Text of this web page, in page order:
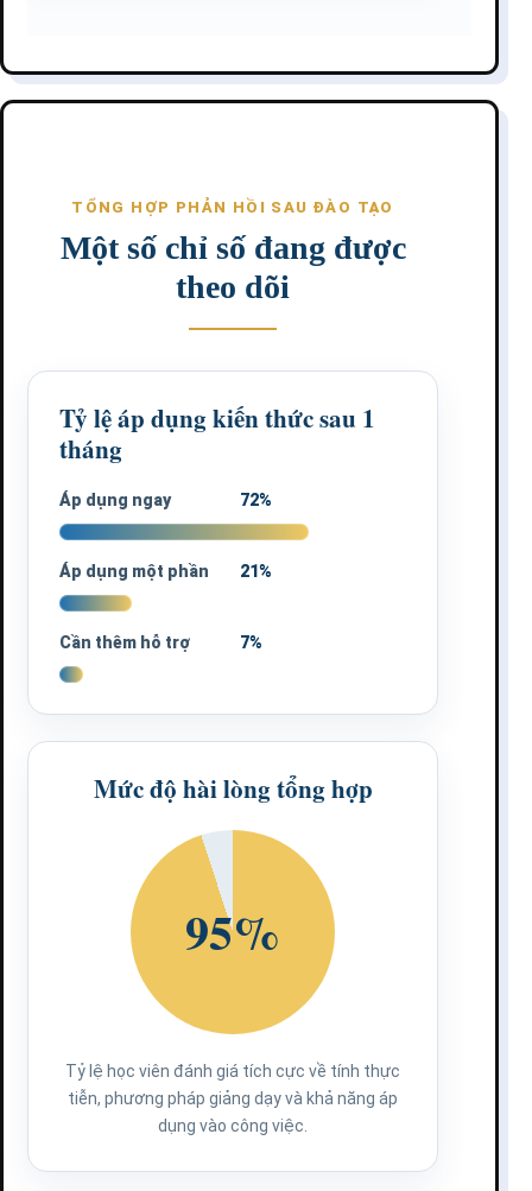
TỔNG HỢP PHẢN HỒI SAU ĐÀO TẠO
Một số chỉ số đang được
theo dõi
Tỷ lệ áp dụng kiến thức sau 1
tháng
Áp dụng ngay 72%
Áp dụng một phần 21%
Cần thêm hỗ trợ 7%
Mức độ hài lòng tổng hợp
95%
Tỷ lệ học viên đánh giá tích cực về tính thực
tiễn, phương pháp giảng dạy và khả năng áp
dụng vào công việc.